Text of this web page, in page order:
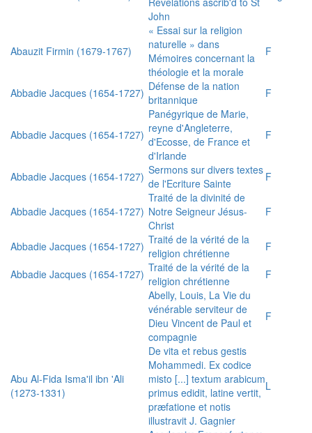
John
Abauzit Firmin (1679-1767)
« Essai sur la religion
naturelle » dans
Mémoires concernant la
théologie et la morale
F
Abbadie Jacques (1654-1727) Défense de la nation
britannique
F
Abbadie Jacques (1654-1727)
Panégyrique de Marie,
reyne d'Angleterre,
d'Ecosse, de France et
d'Irlande
F
Abbadie Jacques (1654-1727) Sermons sur divers textes
de l'Ecriture Sainte
F
Abbadie Jacques (1654-1727)
Traité de la divinité de
Notre Seigneur Jésus-
Christ
F
Abbadie Jacques (1654-1727) Traité de la vérité de la
religion chrétienne
F
Abbadie Jacques (1654-1727) Traité de la vérité de la
religion chrétienne
F
Abelly, Louis, La Vie du
vénérable serviteur de
Dieu Vincent de Paul et
compagnie
F
Abu Al-Fida Isma'il ibn 'Ali
(1273-1331)
De vita et rebus gestis
Mohammedi. Ex codice
misto [...] textum arabicum
primus edidit, latine vertit,
præfatione et notis
illustravit J. Gagnier
L